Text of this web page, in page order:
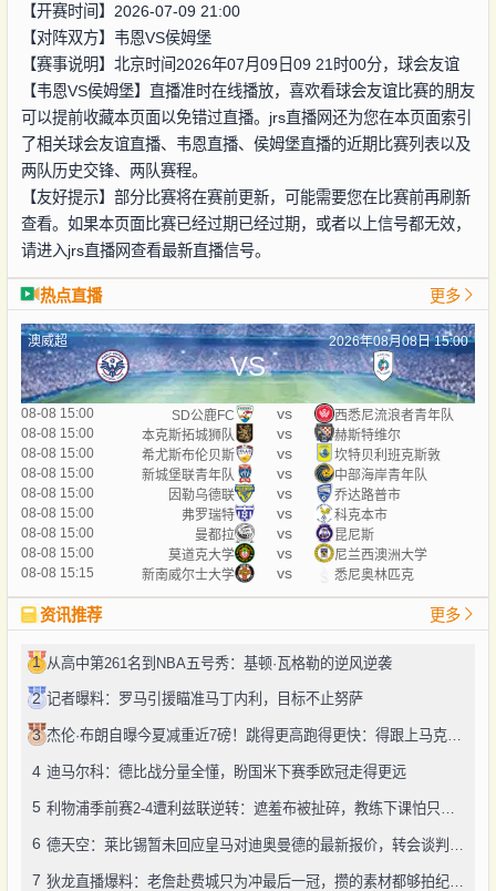
【开赛时间】2026-07-09 21:00
【对阵双方】 韦恩VS侯姆堡
【赛事说明】北京时间2026年07月09日09 21时00分，球会友谊
【韦恩VS侯姆堡】直播准时在线播放，喜欢看球会友谊比赛的朋友
可以提前收藏本页面以免错过直播。jrs直播网还为您在本页面索引
了相关球会友谊直播、韦恩直播、侯姆堡直播的近期比赛列表以及
两队历史交锋、两队赛程。
【友好提示】部分比赛将在赛前更新，可能需要您在比赛前再刷新
查看。如果本页面比赛已经过期已经过期，或者以上信号都无效，
请进入jrs直播网查看最新直播信号。
热点直播 更多
澳威超 2026年08月08日 15:00
VS
08-08 15:00 SD公鹿FC vs
西悉尼流浪者青年队
08-08 15:00
本克斯拓城狮队 vs
赫斯特维尔
08-08 15:00
希尤斯布伦贝斯 vs
坎特贝利班克斯敦
08-08 15:00
新城堡联青年队 vs
中部海岸青年队
08-08 15:00
因勒乌德联 vs
乔达路普市
08-08 15:00
弗罗瑞特 vs
科克本市
08-08 15:00
曼都拉 vs
昆尼斯
08-08 15:00
莫道克大学 vs
尼兰西澳洲大学
08-08 15:15
新南威尔士大学 vs 悉尼奥林匹克
资讯推荐 更多
1 从高中第261名到NBA五号秀：基顿·瓦格勒的逆风逆袭
2 记者曝料：罗马引援瞄准马丁内利，目标不止努萨
3 杰伦·布朗自曝今夏减重近7磅！跳得更高跑得更快：得跟上马克西、勒布朗的节奏
4 迪马尔科：德比战分量全懂，盼国米下赛季欧冠走得更远
5
6
7 狄龙直播爆料：老詹赴费城只为冲最后一冠，攒的素材都够拍纪录片了